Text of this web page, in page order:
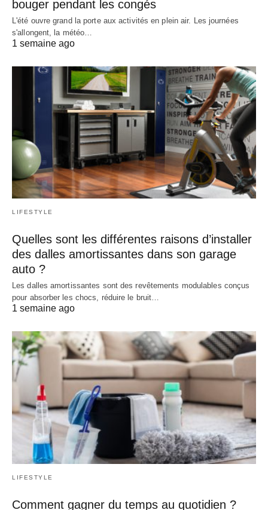
bouger pendant les congés
L'été ouvre grand la porte aux activités en plein air. Les journées
s'allongent, la météo…
1 semaine ago
LIFESTYLE
Quelles sont les différentes raisons d’installer
des dalles amortissantes dans son garage
auto ?
Les dalles amortissantes sont des revêtements modulables conçus
pour absorber les chocs, réduire le bruit…
1 semaine ago
LIFESTYLE
Comment gagner du temps au quotidien ?